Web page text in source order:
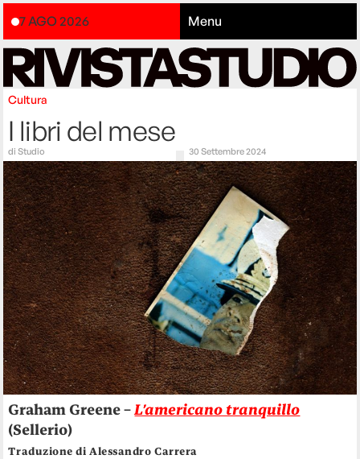
7 AGO 2026 Menu
Cultura
I libri del mese
diStudio 30 Settembre 2024
Graham Greene –L’americano tranquillo
(Sellerio)
Traduzione di Alessandro Carrera